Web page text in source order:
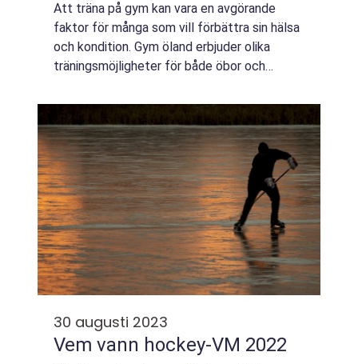
Att träna på gym kan vara en avgörande
faktor för många som vill förbättra sin hälsa
och kondition. Gym öland erbjuder olika
träningsmöjligheter för både öbor och
30 augusti 2023
Vem vann hockey-VM 2022